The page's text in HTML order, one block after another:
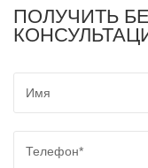
ПОЛУЧИТЬ